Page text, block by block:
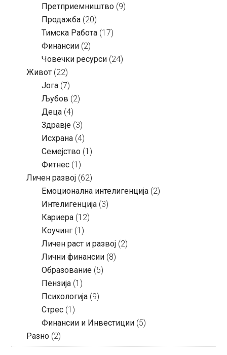
Претприемништво (9)
Продажба (20)
Тимска Работа (17)
Финансии (2)
Човечки ресурси (24)
Живот (22)
Јога (7)
Љубов (2)
Деца (4)
Здравје (3)
Исхрана (4)
Семејство (1)
Фитнес (1)
Личен развој (62)
Емоционална интелигенција (2)
Интелигенција (3)
Кариера (12)
Коучинг (1)
Личен раст и развој (2)
Лични финансии (8)
Образование (5)
Пензија (1)
Психологија (9)
Стрес (1)
Финансии и Инвестиции (5)
Разно (2)